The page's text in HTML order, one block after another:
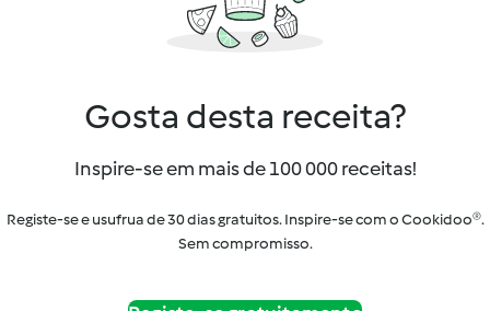
Gosta desta receita?
Inspire-se em mais de 100 000 receitas!
Registe-se e usufrua de 30 dias gratuitos. Inspire-se com o Cookidoo®.
Sem compromisso.